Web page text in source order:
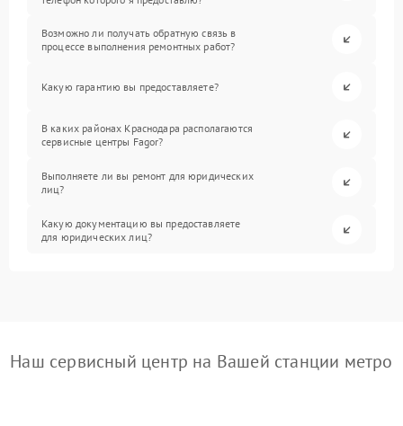
Возможно ли получать обратную связь в
процессе выполнения ремонтных работ?
Какую гарантию вы предоставляете?
В каких районах Краснодара располагаются
сервисные центры Fagor?
Выполняете ли вы ремонт для юридических
лиц?
Какую документацию вы предоставляете
для юридических лиц?
Наш сервисный центр на Вашей станции метро